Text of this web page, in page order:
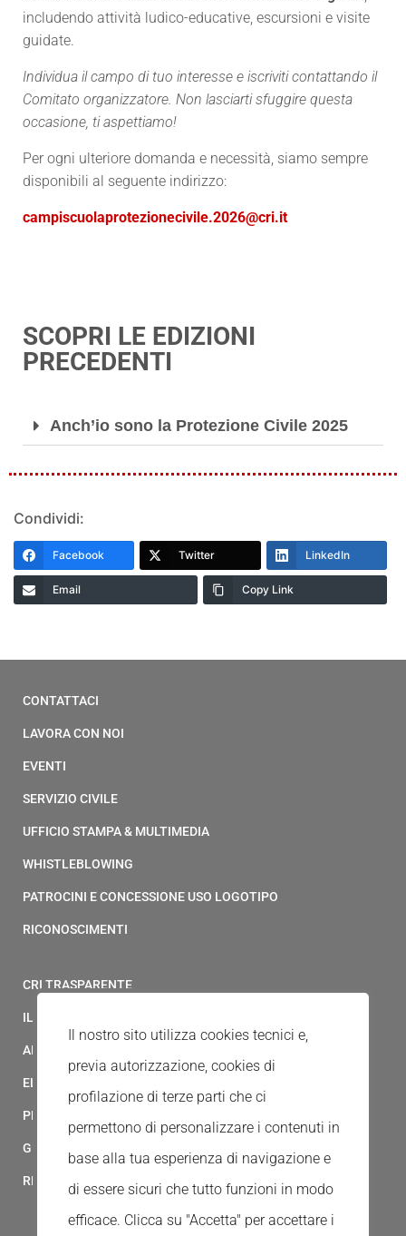
includendo attività ludico-educative, escursioni e visite
guidate.
Individua il campo di tuo interesse e iscriviti contattando il
Comitato organizzatore. Non lasciarti sfuggire questa
occasione, ti aspettiamo!
Per ogni ulteriore domanda e necessità, siamo sempre
disponibili al seguente indirizzo:
campiscuolaprotezionecivile.2026@cri.it
SCOPRI LE EDIZIONI
PRECEDENTI
Anch’io sono la Protezione Civile 2025
Condividi:
Facebook Twitter LinkedIn
Email Copy Link
CONTATTACI
LAVORA CON NOI
EVENTI
SERVIZIO CIVILE
UFFICIO STAMPA & MULTIMEDIA
WHISTLEBLOWING
PATROCINI E CONCESSIONE USO LOGOTIPO
RICONOSCIMENTI
CRI TRASPARENTE
IL MODELLO 231 DELLA CROCE ROSSA ITALIANA
ALBO FORNITORI
ELENCO AVVOCATI
PRIVACY
GESTIONALE GAIA
RED CLOUD
Il nostro sito utilizza cookies tecnici e,
previa autorizzazione, cookies di
profilazione di terze parti che ci
permettono di personalizzare i contenuti in
base alla tua esperienza di navigazione e
di essere sicuri che tutto funzioni in modo
efficace. Clicca su "Accetta" per accettare i